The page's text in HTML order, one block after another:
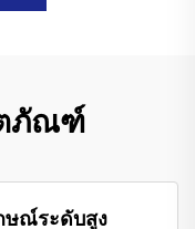
ภัณฑ์
ษณ์ระดับสูง